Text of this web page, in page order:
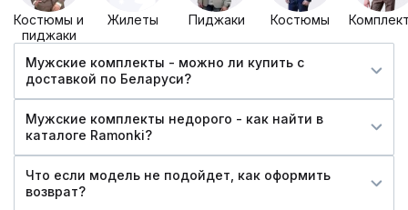
Костюмы и
пиджаки
Жилеты Пиджаки Костюмы
Мужские комплекты - можно ли купить c
доставкой по Беларуси?
Мужские комплекты недорого - как найти в
каталоге Ramonki?
Что если модель не подойдет, как оформить
возврат?